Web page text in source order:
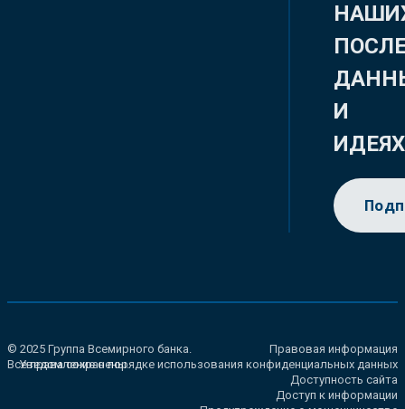
И
ИДЕЯХ
© 2025 Группа Всемирного банка.
Все права сохранены.
Правовая информация
Уведомление о порядке использования конфиденциальных данных
Доступность сайта
Доступ к информации